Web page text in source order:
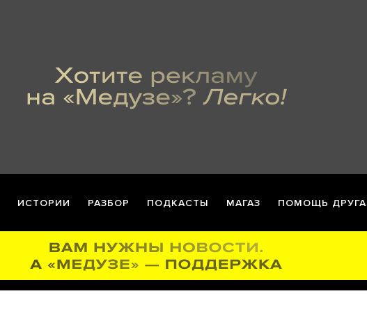
ИСТОРИИ РАЗБОР ПОДКАСТЫ МАГАЗ ПОМОЩЬ ДРУГА